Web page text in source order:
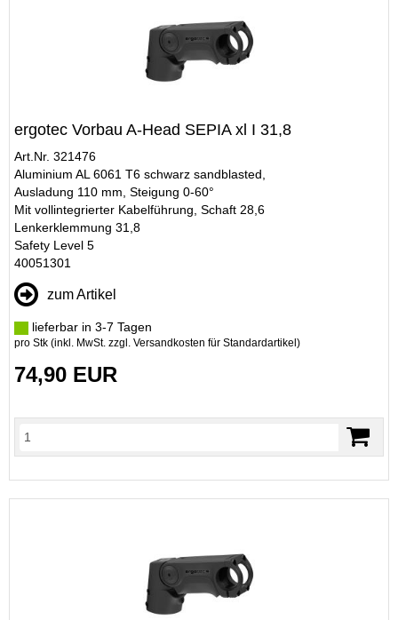
ergotec Vorbau A-Head SEPIA xl I 31,8
Art.Nr. 321476
Aluminium AL 6061 T6 schwarz sandblasted,
Ausladung 110 mm, Steigung 0-60°
Mit vollintegrierter Kabelführung, Schaft 28,6
Lenkerklemmung 31,8
Safety Level 5
40051301
zum Artikel
lieferbar in 3-7 Tagen
pro Stk (inkl. MwSt. zzgl. Versandkosten für Standardartikel )
74,90 EUR